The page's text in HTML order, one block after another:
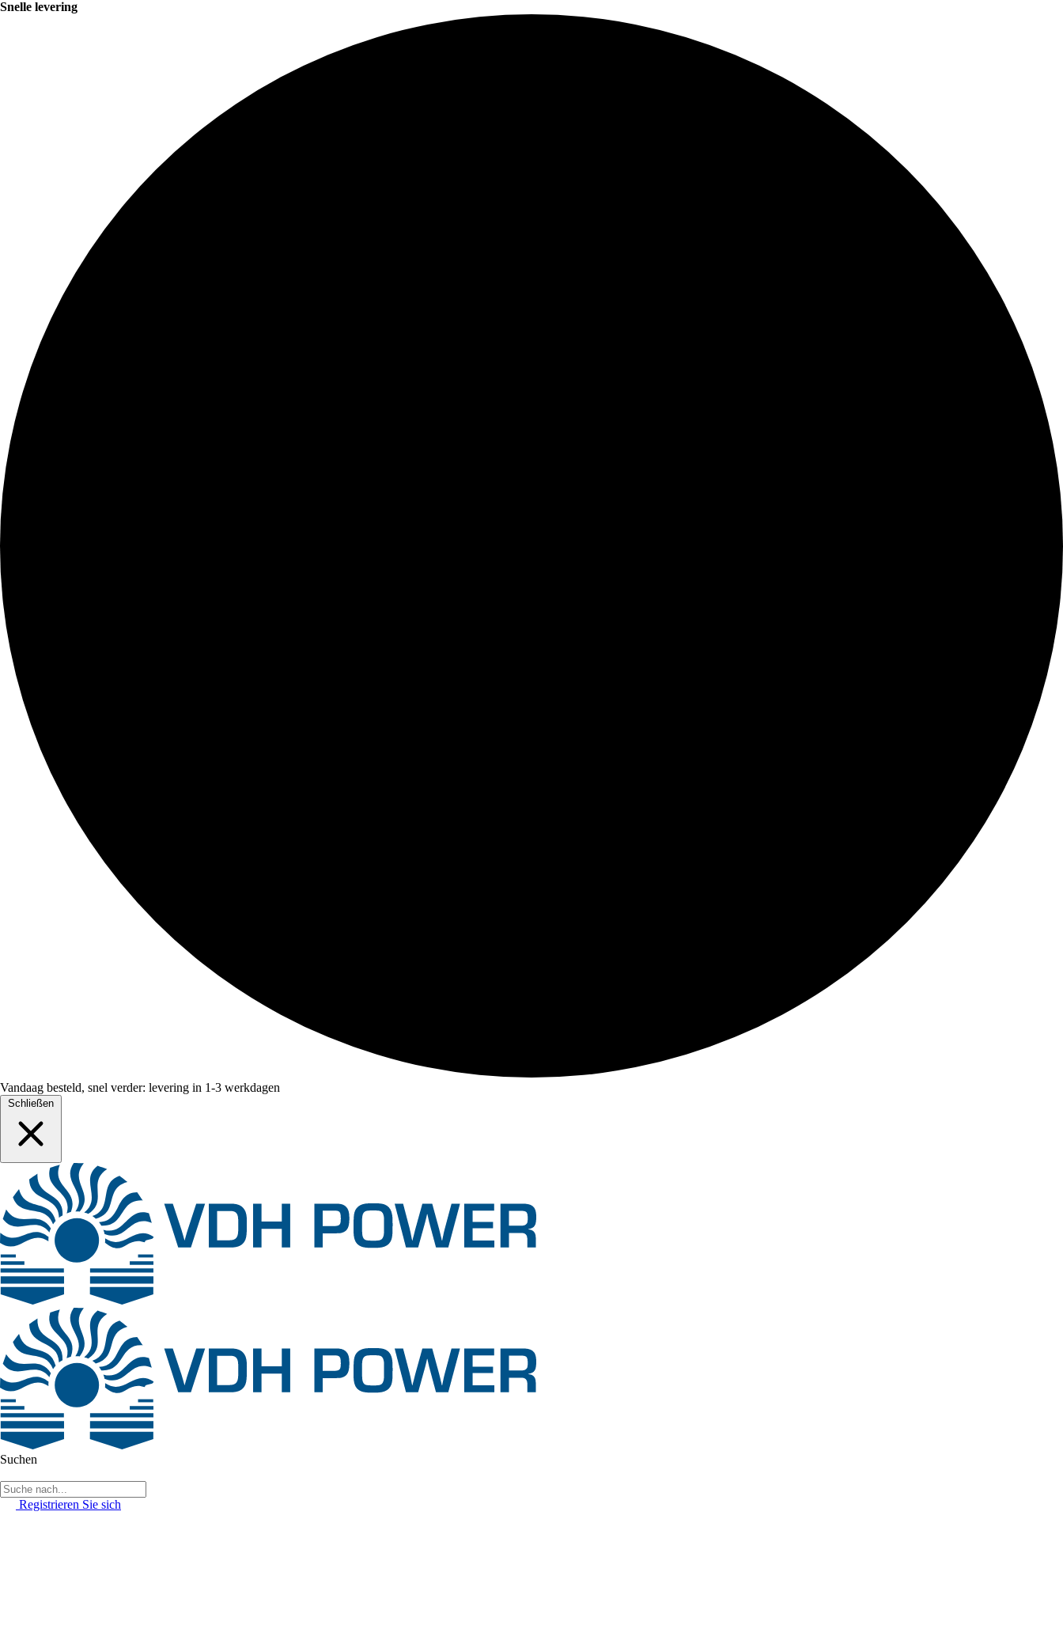
Snelle levering
Vandaag besteld, snel verder: levering in 1-3 werkdagen
Schließen
Suchen
Registrieren Sie sich